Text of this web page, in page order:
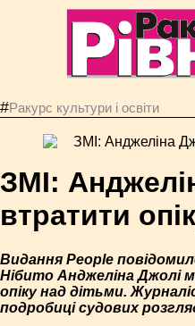
#Ракурс культури і освіти
ЗМІ:
втратити
Видання People
Нібито Анджеліна Джолі
опіку над дітьми.
подробиці судових